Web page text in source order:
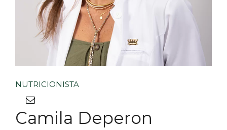
NUTRICIONISTA
Camila Deperon